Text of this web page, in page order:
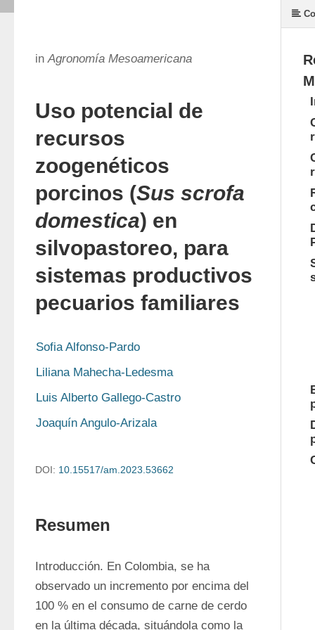
inAgronomía Mesoamericana
Uso potencial de
recursos
zoogenéticos
porcinos (Sus scrofa
domestica) en
silvopastoreo, para
sistemas productivos
pecuarios familiares
Sofia Alfonso-Pardo
Liliana Mahecha-Ledesma
Luis Alberto Gallego-Castro
Joaquín Angulo-Arizala
DOI: 10.15517/am.2023.53662
Resumen
Introducción. En Colombia, se ha
observado un incremento por encima del
100 % en el consumo de carne de cerdo
en la última década, situándola como la